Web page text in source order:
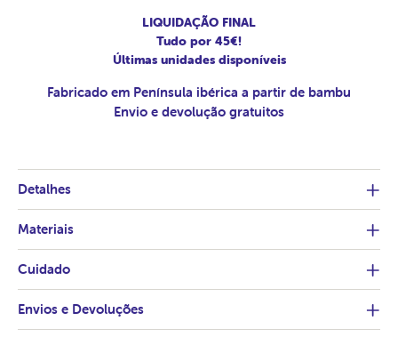
LIQUIDAÇÃO FINAL
Tudo por 45€!
Últimas unidades disponíveis
Fabricado em Península ibérica a partir de bambu
Envio e devolução gratuitos
Detalhes
Materiais
Cuidado
Envios e Devoluções